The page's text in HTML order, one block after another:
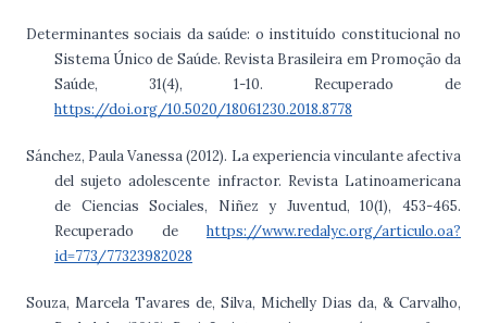
Determinantes sociais da saúde: o instituído constitucional no
Sistema Único de Saúde. Revista Brasileira em Promoção da
Saúde, 31(4), 1-10. Recuperado de
https://doi.org/10.5020/18061230.2018.8778
Sánchez, Paula Vanessa (2012). La experiencia vinculante afectiva
del sujeto adolescente infractor. Revista Latinoamericana
de Ciencias Sociales, Niñez y Juventud, 10(1), 453-465.
Recuperado dehttps://www.redalyc.org/articulo.oa?
id=773/77323982028
Souza, Marcela Tavares de, Silva, Michelly Dias da, & Carvalho,